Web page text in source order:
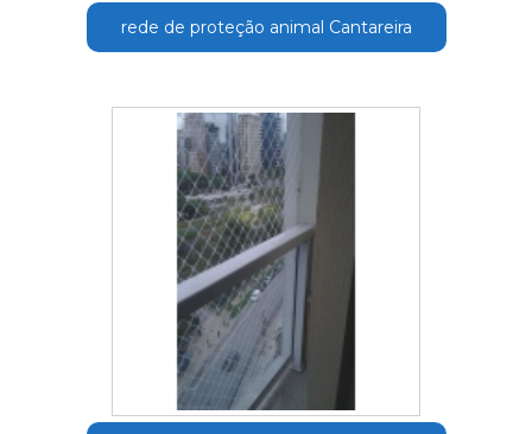
rede de proteção animal Cantareira